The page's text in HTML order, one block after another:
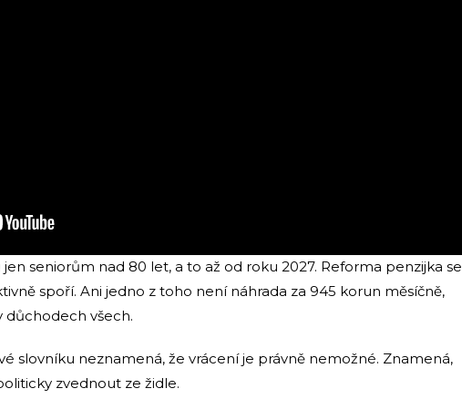
seniorům nad 80 let, a to až od roku 2027. Reforma penzijka se
spoří. Ani jedno z toho není náhrada za 945 korun měsíčně,
důchodech všech.
slovníku neznamená, že vrácení je právně nemožné. Znamená,
zvednout ze židle.